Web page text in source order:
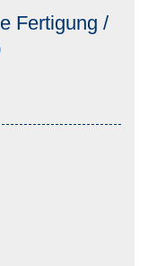
Fertigung /